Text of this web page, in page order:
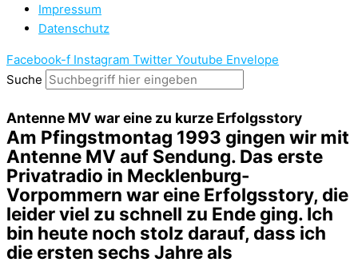
Impressum
Datenschutz
Facebook-f Instagram Twitter Youtube Envelope
Suche
Antenne MV war eine zu kurze Erfolgsstory
Am Pfingstmontag 1993 gingen wir mit
Antenne MV auf Sendung. Das erste
Privatradio in Mecklenburg-
Vorpommern war eine Erfolgsstory, die
leider viel zu schnell zu Ende ging. Ich
bin heute noch stolz darauf, dass ich
die ersten sechs Jahre als